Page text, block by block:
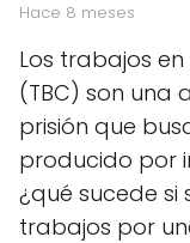
hace 8 meses
Los trabajos
(TBC) son una
prisión que
producido por
¿qué sucede
trabajos por